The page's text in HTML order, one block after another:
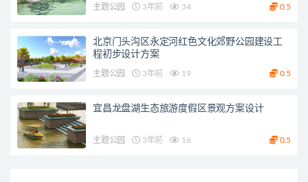
主题公园 3年前 34 0.5
北京门头沟区永定河红色文化郊野公园建设工
程初步设计方案
主题公园 3年前 19 0.5
宜昌龙盘湖生态旅游度假区景观方案设计
主题公园 3年前 16 0.5